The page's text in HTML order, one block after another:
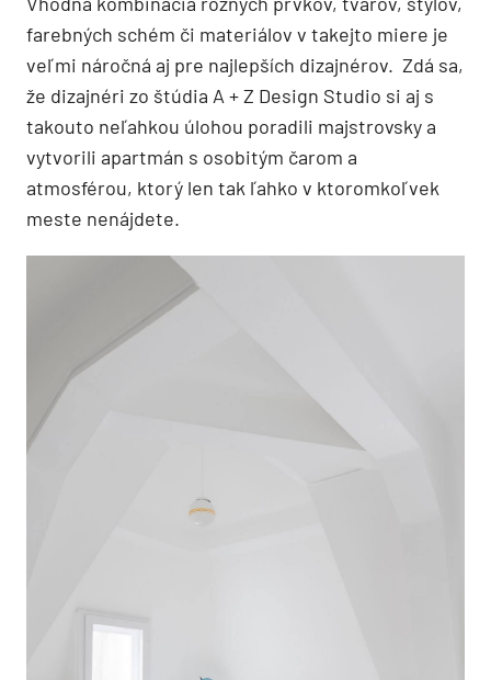
farebných schém či materiálov v takejto miere je
veľmi náročná aj pre najlepších dizajnérov. Zdá sa,
že dizajnéri zo štúdia A + Z Design Studio si aj s
takouto neľahkou úlohou poradili majstrovsky a
vytvorili apartmán s osobitým čarom a
atmosférou, ktorý len tak ľahko v ktoromkoľvek
meste nenájdete.